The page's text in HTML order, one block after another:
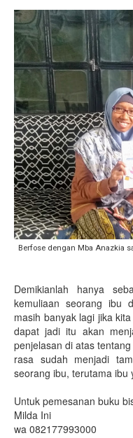
Berfose dengan Mba Anazkia
Demikianlah hanya
kemuliaan seorang ibu
masih banyak lagi jika
dapat jadi itu akan
penjelasan di atas
rasa sudah menjadi
seorang ibu, terutama ibu
Untuk pemesanan buku
Milda Ini
wa 082177993000